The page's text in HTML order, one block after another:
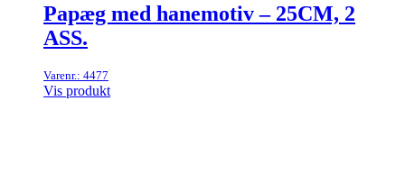
Papæg med hanemotiv – 25CM, 2
ASS.
Varenr.: 4477
Vis produkt